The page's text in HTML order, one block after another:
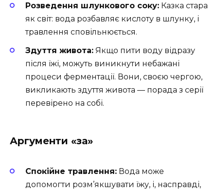
Розведення шлункового соку: Казка стара
як світ: вода розбавляє кислоту в шлунку, і
травлення сповільнюється.
Здуття живота: Якщо пити воду відразу
після їжі, можуть виникнути небажані
процеси ферментації. Вони, своєю чергою,
викликають здуття живота — порада з серії
перевірено на собі.
Аргументи «за»
Спокійне травлення: Вода може
допомогти розм’якшувати їжу, і, насправді,